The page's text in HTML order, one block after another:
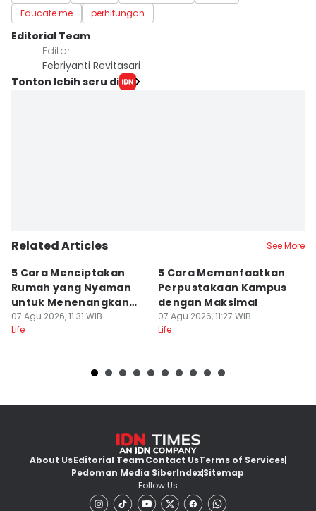
Educate me
perhitungan
Editorial Team
Editor
Febriyanti Revitasari
Tonton lebih seru di
Related Articles See More
5 Cara Menciptakan
Rumah yang Nyaman
untuk Menenangkan
Pikiran
07 Agu 2026, 11:31 WIB
Life
5 Cara Memanfaatkan
Perpustakaan Kampus
dengan Maksimal
07 Agu 2026, 11:27 WIB
Life
About UsEditorial TeamContact UsTerms of Services
Pedoman Media SiberIndexSitemap
Follow Us